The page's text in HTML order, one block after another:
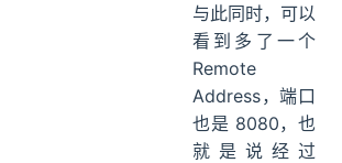
与此同时，可以
看到多了一个
Remote
Address，端口
也是 8080，也
就是说经过